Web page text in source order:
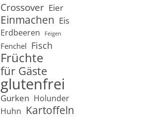
Crossover Eier
Einmachen Eis
Erdbeeren Feigen
Fenchel Fisch
Früchte
für Gäste
glutenfrei
Gurken Holunder
Huhn Kartoffeln